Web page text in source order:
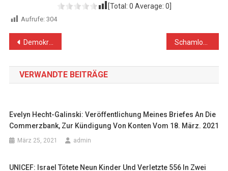
[Total: 0 Average: 0
Aufrufe: 304
Beitragsnavigation
Demokratie oder Apartheid: man kann nicht beides haben Schamloser Angriff des deutschen Staates: Demonstrationen zum Tag der Palästinensischen Gefangenen in Berlin von der Polizei verboten
VERWANDTE BEITRÄGE
Evelyn Hecht-Galinski: Veröffentlichung Meines Briefes An Die
Commerzbank, Zur Kündigung Von Konten Vom 18. März. 2021
März 25, 2021 admin
UNICEF: Israel Tötete Neun Kinder Und Verletzte 556 In Zwei